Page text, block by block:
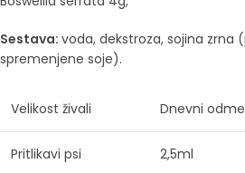
Sestava: voda, dekstroza, sojina zrna
spremenjene soje).
Velikost živali Dnevni
Pritlikavi psi 2,5ml